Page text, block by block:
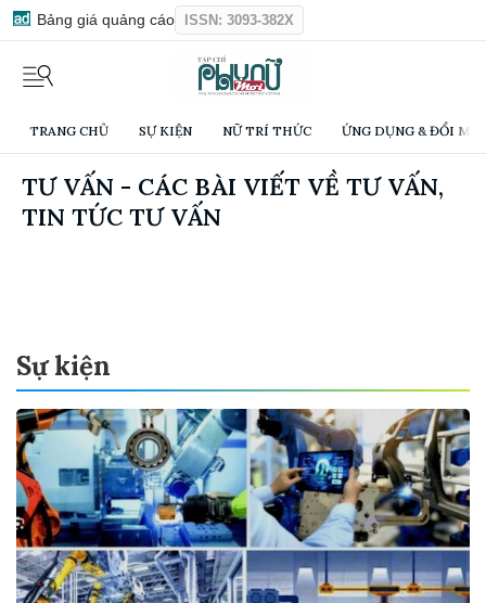
Bảng giá quảng cáo ISSN: 3093-382X
TRANG CHỦ SỰ KIỆN NỮ TRÍ THỨC ỨNG DỤNG & ĐỔI
TƯ VẤN - CÁC BÀI VIẾT VỀ TƯ VẤN,
TIN TỨC TƯ VẤN
Sự kiện